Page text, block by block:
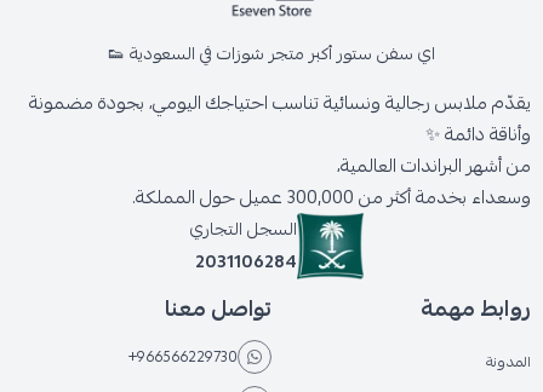
اي سفن ستور أكبر متجر شوزات في السعودية 👟
يقدّم ملابس رجالية ونسائية تناسب احتياجك اليومي، بجودة مضمونة
وأناقة دائمة ✨
من أشهر البراندات العالمية،
وسعداء بخدمة أكثر من 300,000 عميل حول المملكة.
السجل التجاري
2031106284
روابط مهمة
المدونة
تواصل معنا
+966566229730